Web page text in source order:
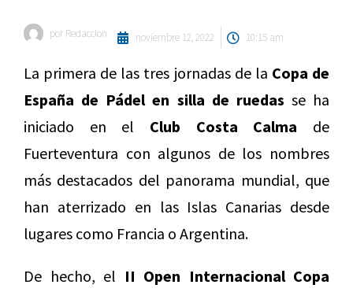
por Redaccion noviembre 12, 2022 10:15 am
La primera de las tres jornadas de la Copa de
España de Pádel en silla de ruedas se ha
iniciado en el Club Costa Calma de
Fuerteventura con algunos de los nombres
más destacados del panorama mundial, que
han aterrizado en las Islas Canarias desde
lugares como Francia o Argentina.
De hecho, el II Open Internacional Copa